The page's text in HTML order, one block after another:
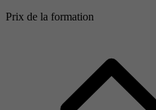
Prix de la formation